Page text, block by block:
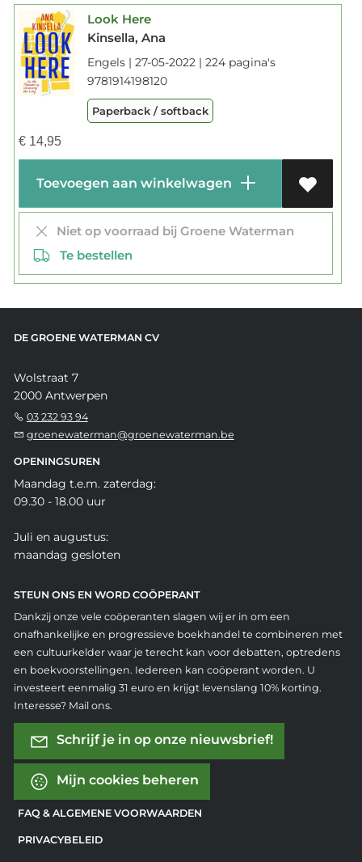
Look Here
Kinsella, Ana
Engels | 27-05-2022 | 224 pagina's
9781914198120
Paperback / softback
€14,95
Toevoegen aan winkelwagen
Niet op voorraad bij Groene Waterman
Te bestellen
DE GROENE WATERMAN CV
Wolstraat 7
2000 Antwerpen
03 232 93 94
groenewaterman@groenewaterman.be
OPENINGSUREN
Maandag t.e.m. zaterdag:
09.30 - 18.00 uur
Juli en augustus:
maandag gesloten
STEUN ONS EN WORD COÖPERANT
Dankzij onze vele coöperanten slagen wij er in om een
onafhankelijke en progressieve boekhandel te combineren met
een cultuurkelder waar je terecht kan voor debatten, optredens
en boekvoorstellingen. Iedereen kan coöperant worden. U
investeert eenmalig 31 euro en krijgt levenslang 10% korting.
Interesse? Mail ons.
Schrijf je in op onze nieuwsbrief!
Mijn cookies beheren
FAQ & ALGEMENE VOORWAARDEN
PRIVACYBELEID